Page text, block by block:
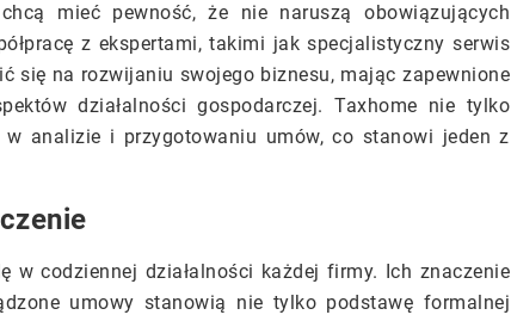
mieć pewność, że nie naruszą obowiązujących
z ekspertami, takimi jak specjalistyczny serwis
się na rozwijaniu swojego biznesu, mając zapewnione
działalności gospodarczej. Taxhome nie tylko
analizie i przygotowaniu umów, co stanowi jeden z
w codziennej działalności każdej firmy. Ich znaczenie
umowy stanowią nie tylko podstawę formalnej